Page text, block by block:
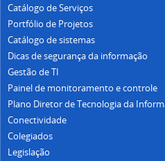
não se responsabiliza por
discentes, de forma
A lista abaixo apresenta
disponíveis ao discentes.
desejado para obter mais
Hospedagem
Catálogo de Serviços
Portfólio de Projetos
Catálogo de sistemas
Dicas de segurança da informação
Gestão de TI
Painel de monitoramento e controle
Plano Diretor de Tecnologia da
Conectividade
Colegiados
Legislação